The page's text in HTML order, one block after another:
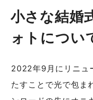
小さな結婚
ォトについ
2022年9月にリニュ
たすことで光で包ま